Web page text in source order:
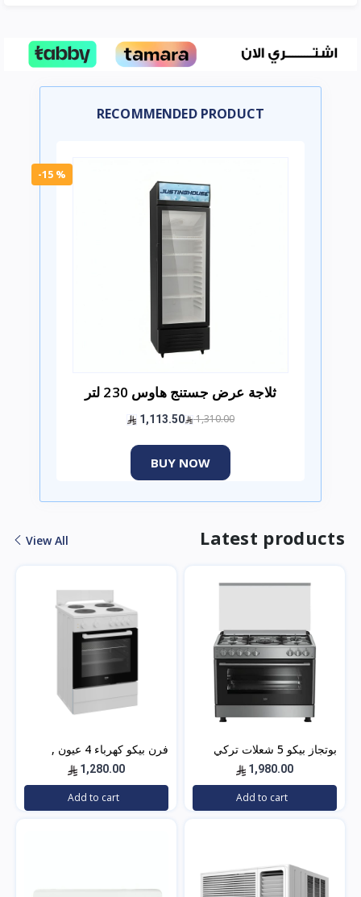
RECOMMENDED PRODUCT
-15 %
ثلاجة عرض جستنج هاوس 230 لتر
1,310.00
1,113.50
BUY NOW
Latest products
View All
بوتجاز بيكو 5 شعلات تركي
90×60 ستيل مع مروحتين –
GG15120FXNS
1,980.00
Add to cart
فرن بيكو كهرباء 4 عيون ,
تركي , 60×60 باب زجاجي –
أبيض- FBS 66000 GW
1,280.00
Add to cart